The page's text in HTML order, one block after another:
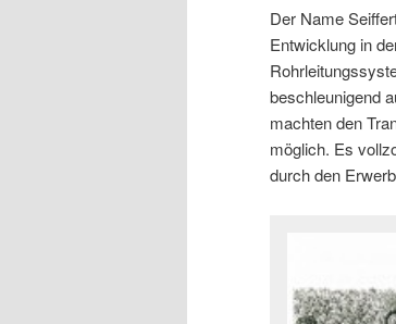
Der Name
Entwicklung in
beschleunigend
machten den
möglich. Es
durch den